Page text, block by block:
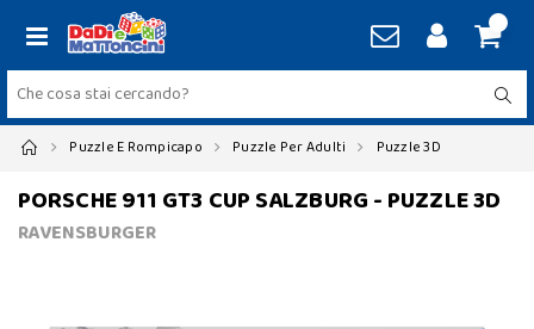
Puzzle E Rompicapo Puzzle Per Adulti Puzzle 3D
PORSCHE 911 GT3 CUP SALZBURG - PUZZLE 3D
RAVENSBURGER